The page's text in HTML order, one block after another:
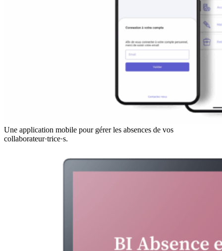
Une application mobile pour gérer les absences de vos
collaborateur·trice·s.